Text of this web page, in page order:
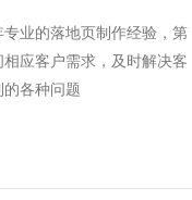
专业的落地页制作经验，第
相应客户需求，及时解决客
的各种问题